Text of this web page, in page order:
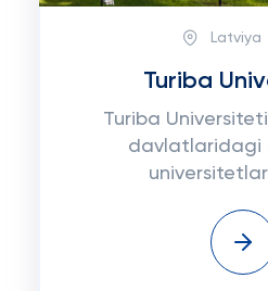
Latviya
Turiba
Turiba
davlatlaridagi